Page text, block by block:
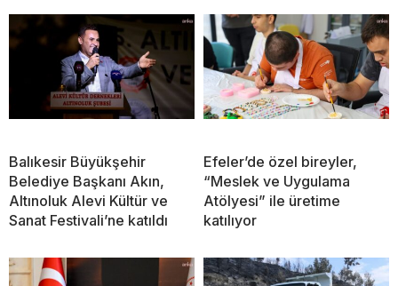
Balıkesir Büyükşehir
Belediye Başkanı Akın,
Altınoluk Alevi Kültür ve
Sanat Festivali’ne katıldı
Efeler’de özel bireyler,
“Meslek ve Uygulama
Atölyesi” ile üretime
katılıyor